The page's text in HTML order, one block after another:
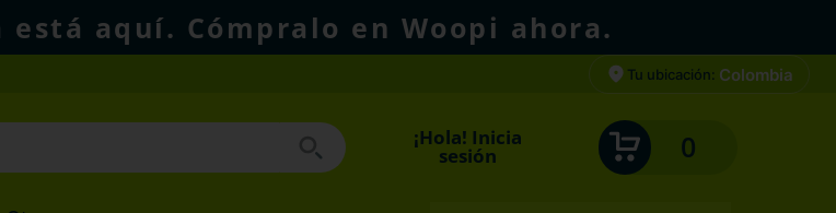
aquí. Cómpralo en Woopi ahora.
Tu ubicación: Colombia
¡Hola! Inicia
sesión 0